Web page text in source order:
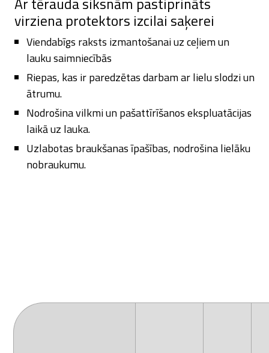
virziena protektors izcilai saķerei
Viendabīgs raksts izmantošanai uz ceļiem un
lauku saimniecībās
Riepas, kas ir paredzētas darbam ar lielu slodzi un
ātrumu.
Nodrošina vilkmi un pašattīrīšanos ekspluatācijas
laikā uz lauka.
Uzlabotas braukšanas īpašības, nodrošina lielāku
nobraukumu.